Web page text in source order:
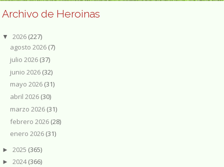
Archivo de Heroinas
▼ 2026 (227)
agosto 2026 (7)
julio 2026 (37)
junio 2026 (32)
mayo 2026 (31)
abril 2026 (30)
marzo 2026 (31)
febrero 2026 (28)
enero 2026 (31)
► 2025 (365)
► 2024(366)